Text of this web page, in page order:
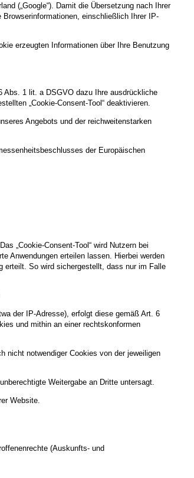
(„Google“). Damit die Übersetzung nach Ihrer
einschließlich Ihrer IP-
erzeugten Informationen über Ihre Benutzung
Abs. 1 lit. a DSGVO dazu Ihre ausdrückliche
„Cookie-Consent-Tool“ deaktivieren.
Angebots und der reichweitenstarken
der Europäischen
„Cookie-Consent-Tool“ wird Nutzern bei
Anwendungen erteilen lassen. Hierbei werden
erteilt. So wird sichergestellt, dass nur im Falle
der IP-Adresse), erfolgt diese gemäß Art. 6
und mithin an einer rechtskonformen
nicht notwendiger Cookies von der jeweiligen
Weitergabe an Dritte untersagt.
Website.
(Auskunfts- und